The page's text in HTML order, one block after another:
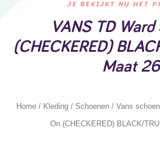
JE BEKIJKT NU HET
VANS TD
(CHECKERED)
Maat 26
Home / Kleding / Schoenen / Vans
On (CHECKERED) BLACK/